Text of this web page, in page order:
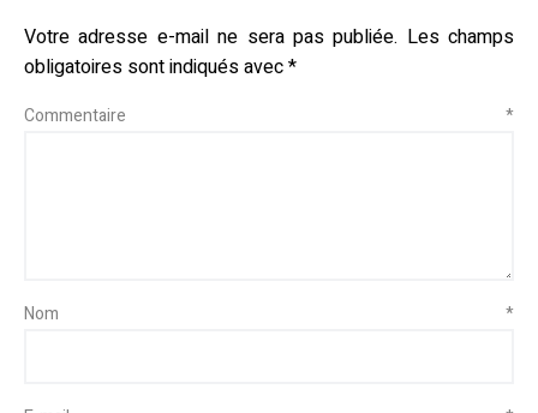
Votre adresse e-mail ne sera pas publiée. Les champs
obligatoires sont indiqués avec*
Commentaire *
Nom *